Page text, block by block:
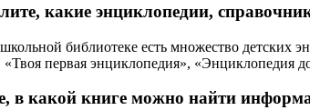
какие энциклопедии,
библиотеке есть множество детских
«Твоя первая энциклопедия»,
в какой книге можно найти